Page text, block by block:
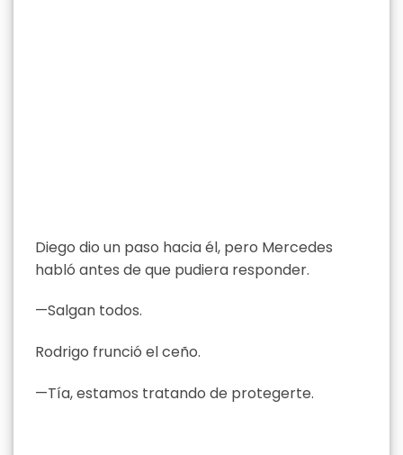
Diego dio un paso hacia él, pero Mercedes
habló antes de que pudiera responder.
—Salgan todos.
Rodrigo frunció el ceño.
—Tía, estamos tratando de protegerte.